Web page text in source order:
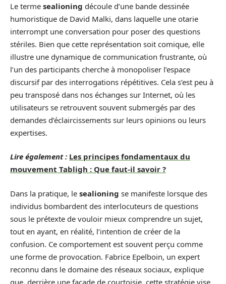
Le terme sealioning découle d’une bande dessinée
humoristique de David Malki, dans laquelle une otarie
interrompt une conversation pour poser des questions
stériles. Bien que cette représentation soit comique, elle
illustre une dynamique de communication frustrante, où
l’un des participants cherche à monopoliser l’espace
discursif par des interrogations répétitives. Cela s’est peu à
peu transposé dans nos échanges sur Internet, où les
utilisateurs se retrouvent souvent submergés par des
demandes d’éclaircissements sur leurs opinions ou leurs
expertises.
Lire également : Les principes fondamentaux du
mouvement Tabligh : Que faut-il savoir ?
Dans la pratique, le sealioning se manifeste lorsque des
individus bombardent des interlocuteurs de questions
sous le prétexte de vouloir mieux comprendre un sujet,
tout en ayant, en réalité, l’intention de créer de la
confusion. Ce comportement est souvent perçu comme
une forme de provocation. Fabrice Epelboin, un expert
reconnu dans le domaine des réseaux sociaux, explique
que, derrière une façade de courtoisie, cette stratégie vise